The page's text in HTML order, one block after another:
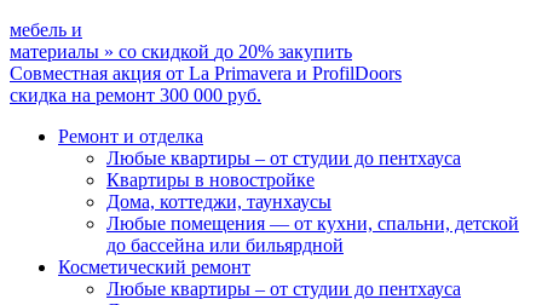
мебель и
материалы » со скидкой до 20% закупить
Совместная акция от La Primavera и ProfilDoors
скидка на ремонт 300 000 руб.
Ремонт и отделка
Любые квартиры – от студии до пентхауса
Квартиры в новостройке
Дома, коттеджи, таунхаусы
Любые помещения — от кухни, спальни, детской
до бассейна или бильярдной
Косметический ремонт
Любые квартиры – от студии до пентхауса